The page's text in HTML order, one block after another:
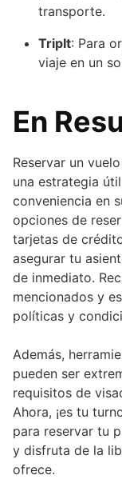
transporte.
TripIt: Para
viaje en un
En
Reservar un
una estrategia
conveniencia en
opciones de
tarjetas de
asegurar tu
de inmediato.
mencionados y
políticas y
Además,
pueden ser
requisitos de
Ahora, ¡es tu
para reservar tu
y disfruta de la
ofrece.